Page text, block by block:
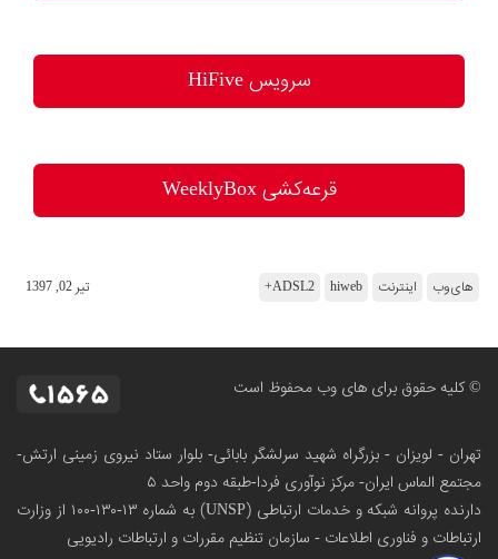
سرویس HiFive
قرعه‌کشی WeeklyBox
های‌وب اینترنت hiweb
ADSL2+ تير 02, 1397
© کلیه حقوق برای های وب محفوظ است
تهران - لویزان - بزرگراه شهید سرلشگر بابائی- بلوار ستاد نیروی زمینی ارتش-
مجتمع الماس ایران- مرکز نوآوری فردا-طبقه دوم واحد ۵
دارنده پروانه شبکه و خدمات ارتباطی (UNSP) به شماره ۱۳-۱۳۰-۱۰۰
از وزارت
ارتباطات و فناوری اطلاعات - سازمان تنظیم مقررات و ارتباطات رادیویی